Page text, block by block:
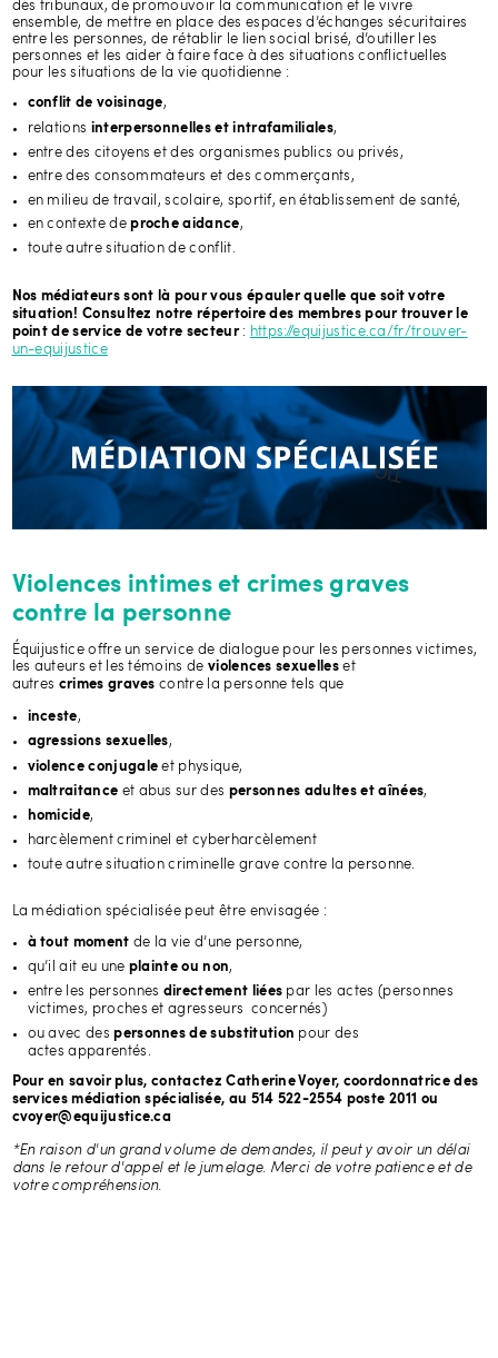
des tribunaux, de promouvoir la communication et le vivre
ensemble, de mettre en place des espaces d’échanges sécuritaires
entre les personnes, de rétablir le lien social brisé, d’outiller les
personnes et les aider à faire face à des situations conflictuelles
pour les situations de la vie quotidienne :
conflit de voisinage,
relations interpersonnelles et intrafamiliales,
entre des citoyens et des organismes publics ou privés,
entre des consommateurs et des commerçants,
en milieu de travail, scolaire, sportif, en établissement de santé,
en contexte deproche aidance,
toute autre situation de conflit.
Nos médiateurs sont là pour vous épauler quelle que soit votre
situation! Consultez notre répertoire des membres pour trouver le
point de service de votre secteur: https://equijustice.ca/fr/trouver-
un-equijustice
Violences intimes et crimes graves
contre la personne
Équijustice offre un service de dialogue pour les personnes victimes,
les auteurs et les témoins de violences sexuelleset
autres crimes graves contre la personne tels que
inceste,
agressions sexuelles,
violence conjugale et physique,
maltraitance et abus sur des personnes adultes et aînées,
homicide,
harcèlement criminel et cyberharcèlement
toute autre situation criminelle grave contre la personne.
La médiation spécialisée peut être envisagée :
à tout moment de la vie d’une personne,
qu’il ait eu une plainte ou non,
entre les personnes directement liées par les actes (personnes
victimes, proches et agresseurs concernés)
ou avec despersonnes de substitution pour des
actes apparentés.
Pour en savoir plus, contactez Catherine Voyer, coordonnatrice des
services médiation spécialisée, au 514 522-2554 poste 2011 ou
cvoyer@equijustice.ca
*En raison d'un grand volume de demandes, il peut y avoir un délai
dans le retour d'appel et le jumelage. Merci de votre patience et de
votre compréhension.